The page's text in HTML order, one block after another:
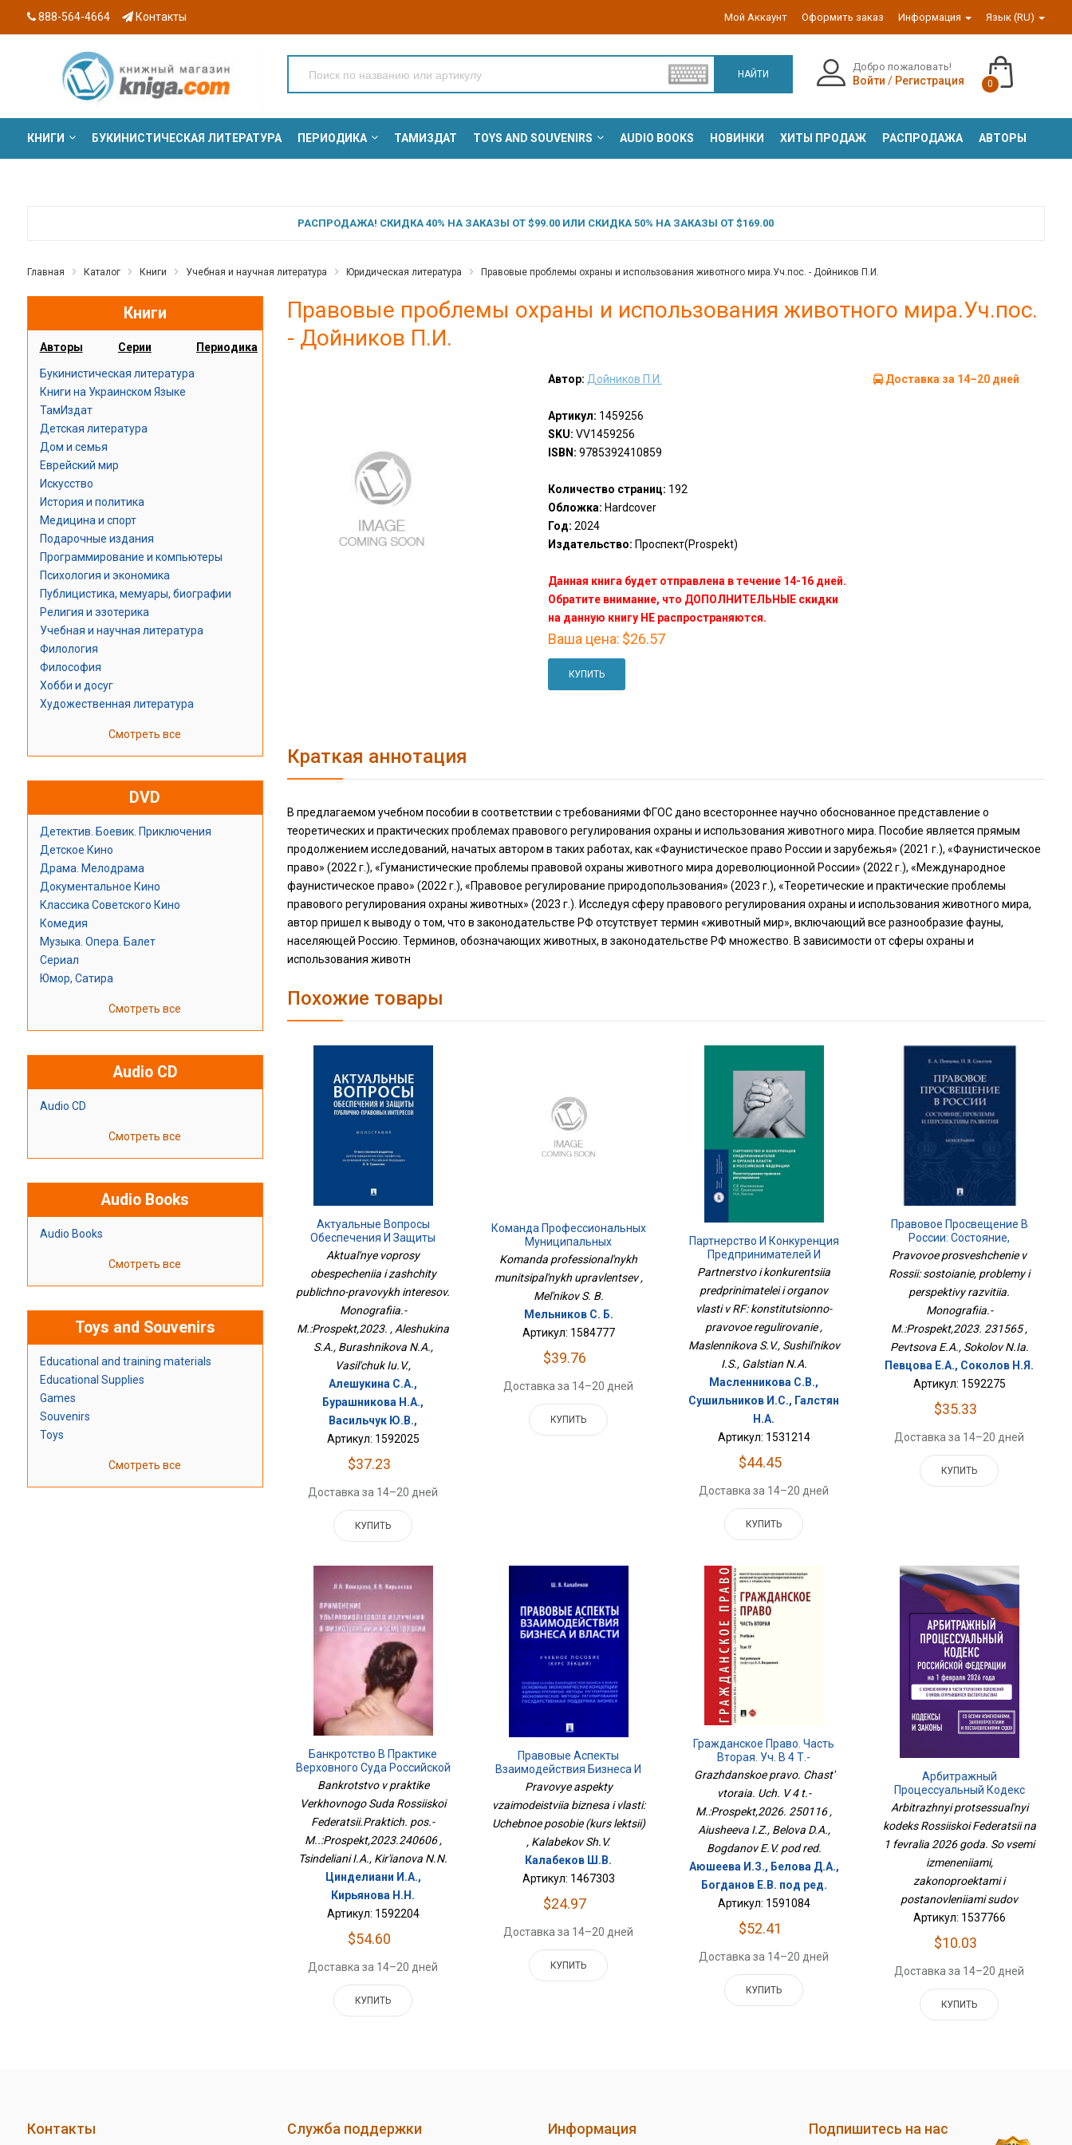
888-564-4664 Контакты Мой Аккаунт Оформить заказ Информация Язык (RU)
НАЙТИ
Добро пожаловать!
Войти / Регистрация 0
КНИГИ БУКИНИСТИЧЕСКАЯ ЛИТЕРАТУРА ПЕРИОДИКА ТАМИЗДАТ TOYS AND SOUVENIRS AUDIO BOOKS НОВИНКИ ХИТЫ ПРОДАЖ РАСПРОДАЖА АВТОРЫ
РАСПРОДАЖА! СКИДКА 40% НА ЗАКАЗЫ ОТ $99.00 ИЛИ СКИДКА 50% НА ЗАКАЗЫ ОТ $169.00
Главная Каталог Книги Учебная и научная литература Юридическая литература Правовые проблемы охраны и использования животного мира.Уч.пос. - Дойников П.И.
Книги
Авторы Серии Периодика
Букинистическая литература
Книги на Украинском Языке
ТамИздат
Детская литература
Дом и семья
Еврейский мир
Искусство
История и политика
Медицина и спорт
Подарочные издания
Программирование и компьютеры
Психология и экономика
Публицистика, мемуары, биографии
Религия и эзотерика
Учебная и научная литература
Филология
Философия
Хобби и досуг
Художественная литература
Смотреть все
DVD
Детектив. Боевик. Приключения
Детское Кино
Драма. Мелодрама
Документальное Кино
Классика Советского Кино
Комедия
Музыка. Опера. Балет
Сериал
Юмор, Сатира
Смотреть все
Audio CD
Audio CD
Смотреть все
Audio Books
Audio Books
Смотреть все
Toys and Souvenirs
Educational and training materials
Educational Supplies
Games
Souvenirs
Toys
Смотреть все
Правовые проблемы охраны и использования животного мира.Уч.пос.
- Дойников П.И.
Автор: Дойников П.И.
Артикул: 1459256
SKU: VV1459256
ISBN: 9785392410859
Количество страниц: 192
Обложка: Hardcover
Год: 2024
Издательство: Проспект(Prospekt)
Данная книга будет отправлена в течение 14-16 дней.
Обратите внимание, что ДОПОЛНИТЕЛЬНЫЕ скидки
на данную книгу НЕ распространяются.
Ваша цена: $26.57
КУПИТЬ
Доставка за 14–20 дней
Краткая аннотация
В предлагаемом учебном пособии в соответствии с требованиями ФГОС дано всестороннее научно обоснованное представление о
теоретических и практических проблемах правового регулирования охраны и использования животного мира. Пособие является прямым
продолжением исследований, начатых автором в таких работах, как «Фаунистическое право России и зарубежья» (2021 г.), «Фаунистическое
право» (2022 г.), «Гуманистические проблемы правовой охраны животного мира дореволюционной России» (2022 г.), «Международное
фаунистическое право» (2022 г.), «Правовое регулирование природопользования» (2023 г.), «Теоретические и практические проблемы
правового регулирования охраны животных» (2023 г.). Исследуя сферу правового регулирования охраны и использования животного мира,
автор пришел к выводу о том, что в законодательстве РФ отсутствует термин «животный мир», включающий все разнообразие фауны,
населяющей Россию. Терминов, обозначающих животных, в законодательстве РФ множество. В зависимости от сферы охраны и
использования животн
Похожие товары
Актуальные Вопросы
Обеспечения И Защиты
Публично-Правовых
Интересов. Монография.-
М.:Проспект,2023.
Aktual'nye voprosy
obespecheniia i zashchity
publichno-pravovykh interesov.
Monografiia.-
M.:Prospekt,2023. , Aleshukina
S.A., Burashnikova N.A.,
Vasil'chuk Iu.V.,
Алешукина С.А.,
Бурашникова Н.А.,
Васильчук Ю.В.,
Артикул: 1592025
$37.23
Доставка за 14–20 дней
КУПИТЬ
Команда Профессиональных
Муниципальных
Управленцев
Komanda professional'nykh
munitsipal'nykh upravlentsev ,
Mel'nikov S. B.
Мельников С. Б.
Артикул: 1584777
$39.76
Доставка за 14–20 дней
КУПИТЬ
Партнерство И Конкуренция
Предпринимателей И
Органов Власти В РФ:
Регулирование
Partnerstvo i konkurentsiia
predprinimatelei i organov
vlasti v RF: konstitutsionno-
pravovoe regulirovanie ,
Maslennikova S.V., Sushil'nikov
I.S., Galstian N.A.
Масленникова С.В.,
Сушильников И.С., Галстян
Н.А.
Артикул: 1531214
$44.45
Доставка за 14–20 дней
КУПИТЬ
Правовое Просвещение В
России: Состояние,
Проблемы И Перспективы
Развития. Монография.-
М.:Проспект,2023. 231565
Pravovoe prosveshchenie v
Rossii: sostoianie, problemy i
perspektivy razvitiia.
Monografiia.-
M.:Prospekt,2023. 231565 ,
Pevtsova E.A., Sokolov N.Ia.
Певцова Е.А., Соколов Н.Я.
Артикул: 1592275
$35.33
Доставка за 14–20 дней
КУПИТЬ
Банкротство В Практике
Верховного Суда Российской
Федерации.Практич. Пос.-
М..:Проспект,2023.240606
Bankrotstvo v praktike
Verkhovnogo Suda Rossiiskoi
Federatsii.Praktich. pos.-
M..:Prospekt,2023.240606 ,
Tsindeliani I.A., Kir'ianova N.N.
Цинделиани И.А.,
Кирьянова Н.Н.
Артикул: 1592204
$54.60
Доставка за 14–20 дней
КУПИТЬ
Правовые Аспекты
Взаимодействия Бизнеса И
Власти: Учебное Пособие
(курс Лекций)
Pravovye aspekty
vzaimodeistviia biznesa i vlasti:
Uchebnoe posobie (kurs lektsii)
, Kalabekov Sh.V.
Калабеков Ш.В.
Артикул: 1467303
$24.97
Доставка за 14–20 дней
КУПИТЬ
Гражданское Право. Часть
Вторая. Уч. В 4 Т.-
М.:Проспект,2026. 250116
Grazhdanskoe pravo. Chast'
vtoraia. Uch. V 4 t.-
M.:Prospekt,2026. 250116 ,
Aiusheeva I.Z., Belova D.A.,
Bogdanov E.V. pod red.
Аюшеева И.З., Белова Д.А.,
Богданов Е.В. под ред.
Артикул: 1591084
$52.41
Доставка за 14–20 дней
КУПИТЬ
Арбитражный
Процессуальный Кодекс
Российской Федерации На 1
Февраля 2026 Года. Со
Всеми Изменениями,
Законопроектами И
Постановлениями Судов
Arbitrazhnyi protsessual'nyi
kodeks Rossiiskoi Federatsii na
1 fevralia 2026 goda. So vsemi
izmeneniiami,
zakonoproektami i
postanovleniiami sudov
Артикул: 1537766
$10.03
Доставка за 14–20 дней
КУПИТЬ
Контакты Служба поддержки Информация Подпишитесь на нас